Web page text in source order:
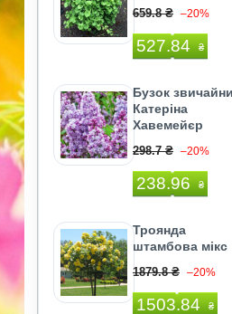
659.8 ₴ –20%
527.84 ₴
Бузок
Катеріна
Хавемейєр
298.7 ₴ –20%
238.96 ₴
Троянда
штамбова мікс
1879.8 ₴ –20%
1503.84 ₴